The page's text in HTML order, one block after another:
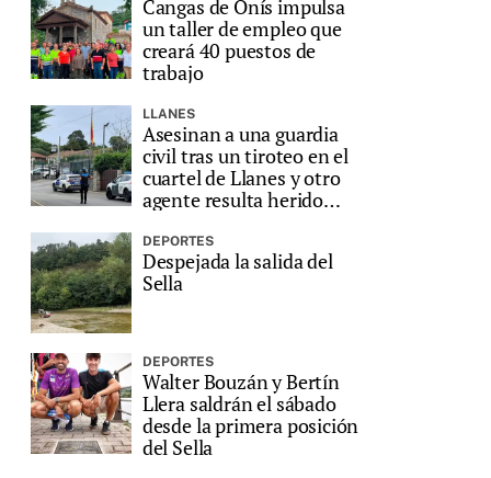
Cangas de Onís impulsa
un taller de empleo que
creará 40 puestos de
trabajo
LLANES
Asesinan a una guardia
civil tras un tiroteo en el
cuartel de Llanes y otro
agente resulta herido
DEPORTES
Despejada la salida del
Sella
DEPORTES
Walter Bouzán y Bertín
Llera saldrán el sábado
desde la primera posición
del Sella